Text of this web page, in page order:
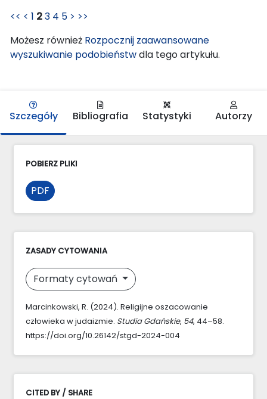
<< < 1 23 4 5 > >>
Możesz również Rozpocznij zaawansowane
wyszukiwanie podobieństwdla tego artykułu.
Szczegóły Bibliografia Statystyki Autorzy
POBIERZ PLIKI
PDF
ZASADY CYTOWANIA
Formaty cytowań
Marcinkowski, R. (2024). Religijne oszacowanie
człowieka w judaizmie. Studia Gdańskie, 54, 44–58.
https://doi.org/10.26142/stgd-2024-004
CITED BY / SHARE